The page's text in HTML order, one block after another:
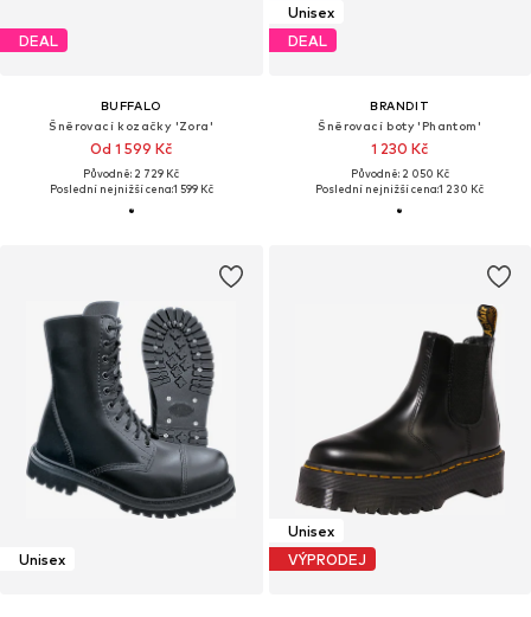
DEAL
BUFFALO
Šněrovací kozačky 'Zora'
Od 1 599 Kč
Původně: 2 729 Kč
Poslední nejnižší cena:1 599 Kč
Unisex
DEAL
BRANDIT
Šněrovací boty 'Phantom'
1 230 Kč
Původně: 2 050 Kč
Poslední nejnižší cena:1 230 Kč
Unisex
Unisex
VÝPRODEJ